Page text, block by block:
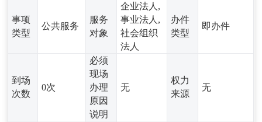
事项
类型
公共服务
服务
对象
企业法人,
事业法人,
社会组织
法人
办件
类型
即办件
到场
次数
0次
必须
现场
办理
原因
说明
无
权力
来源
无